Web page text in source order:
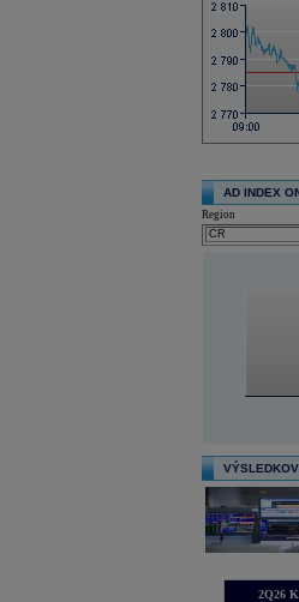
AD INDEX
Region
2Q26